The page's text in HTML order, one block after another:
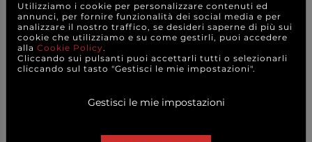
varie altezze...
+ FORMATI
Utilizziamo i cookie per personalizzare contenuti ed
annunci, per fornire funzionalità dei social media e per
analizzare il nostro traffico, se desideri saperne di più sui
cookie che utilizziamo e su come gestirli, puoi accedere
alla Cookie Policy.
Cliccando sui pulsanti puoi accettarli tutti o selezionarli
cliccando sul tasto "Gestisci le mie impostazioni".
Gestisci le mie impostazioni